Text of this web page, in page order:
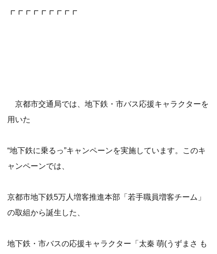
┏┏┏┏┏┏┏┏┏
京都市交通局では、地下鉄・市バス応援キャラクターを
用いた
“地下鉄に乗るっ”キャンペーンを実施しています。このキ
ャンペーンでは、
京都市地下鉄5万人増客推進本部「若手職員増客チーム」
の取組から誕生した、
地下鉄・市バスの応援キャラクター「太秦 萌(うずまさ も